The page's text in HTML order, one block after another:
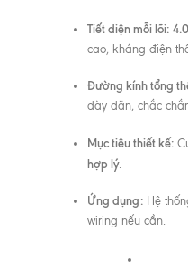
Tiết diện mỗi lõi:
cao, kháng điện
Đường kính tổng
dày dặn, chắc
Mục tiêu thiết kế:
hợp lý.
Ứng dụng: Hệ
wiring nếu cần.